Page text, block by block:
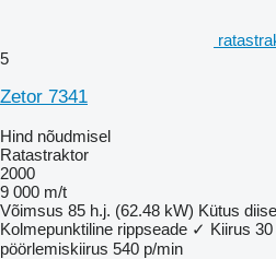
5
Zetor 7341
Hind nõudmisel
Ratastraktor
2000
9 000 m/t
Võimsus 85 h.j. (62.48 kW) Kütus
Kolmepunktiline rippseade ✓ Kiirus
pöörlemiskiirus 540 p/min